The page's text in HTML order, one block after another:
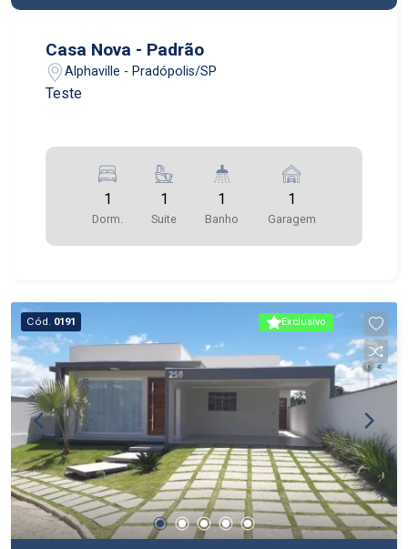
Casa Nova - Padrão
Alphaville - Pradópolis/SP
Teste
1
Dorm.
1
Suite
1
Banho
1
Garagem
Exclusivo
Cód. 0191